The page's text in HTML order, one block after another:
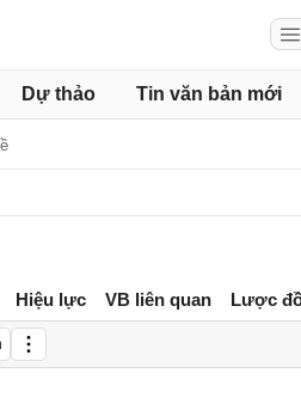
Dự thảo Tin văn bản mới
Hiệu lực VB liên quan Lược